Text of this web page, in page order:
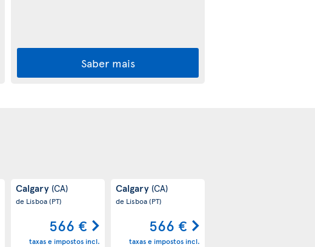
Saber mais
Calgary (CA)
de Lisboa(PT)
566 €
taxas e impostos incl.
Calgary (CA)
de Lisboa(PT)
566 €
taxas e impostos incl.